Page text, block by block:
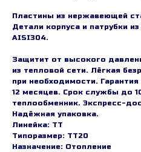
Пластины из нержавеющей
Детали корпуса и патрубки
AISI304.
Защитит от высокого
из тепловой сети. Лёгкая
при необходимости.
12 месяцев. Срок службы до
теплообменник. Экспресс-
Надёжная упаковка.
Линейка: TT
Типоразмер: TT20
Назначение: Отопление